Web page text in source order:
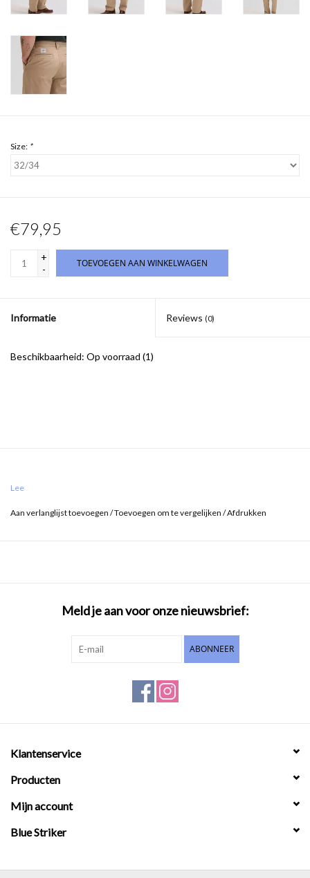
Size: *
€79,95
+
-
TOEVOEGEN AAN WINKELWAGEN
Informatie Reviews (0)
Beschikbaarheid: Op voorraad (1)
Lee
Aan verlanglijst toevoegen /Toevoegen om te vergelijken /Afdrukken
Meld je aan voor onze nieuwsbrief:
ABONNEER
Klantenservice
Producten
Mijn account
Blue Striker